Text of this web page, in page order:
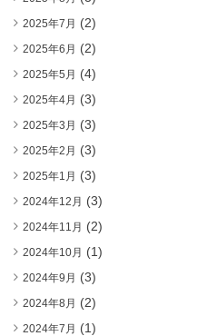
2025年7月 (2)
2025年6月 (2)
2025年5月 (4)
2025年4月 (3)
2025年3月 (3)
2025年2月 (3)
2025年1月 (3)
2024年12月 (3)
2024年11月 (2)
2024年10月 (1)
2024年9月 (3)
2024年8月 (2)
2024年7月 (1)